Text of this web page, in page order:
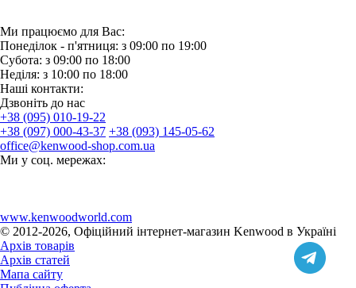
Ми працюємо для Вас:
Понеділок - п'ятниця: з 09:00 по 19:00
Субота: з 09:00 по 18:00
Неділя: з 10:00 по 18:00
Наші контакти:
Дзвонiть до нас
+38 (095) 010-19-22
+38 (097) 000-43-37 +38 (093) 145-05-62
office@kenwood-shop.com.ua
Ми у соц. мережах:
www.kenwoodworld.com
© 2012-2026, Офіційний інтернет-магазин Kenwood в Україні
Архів товарів
Архів статей
Мапа сайту